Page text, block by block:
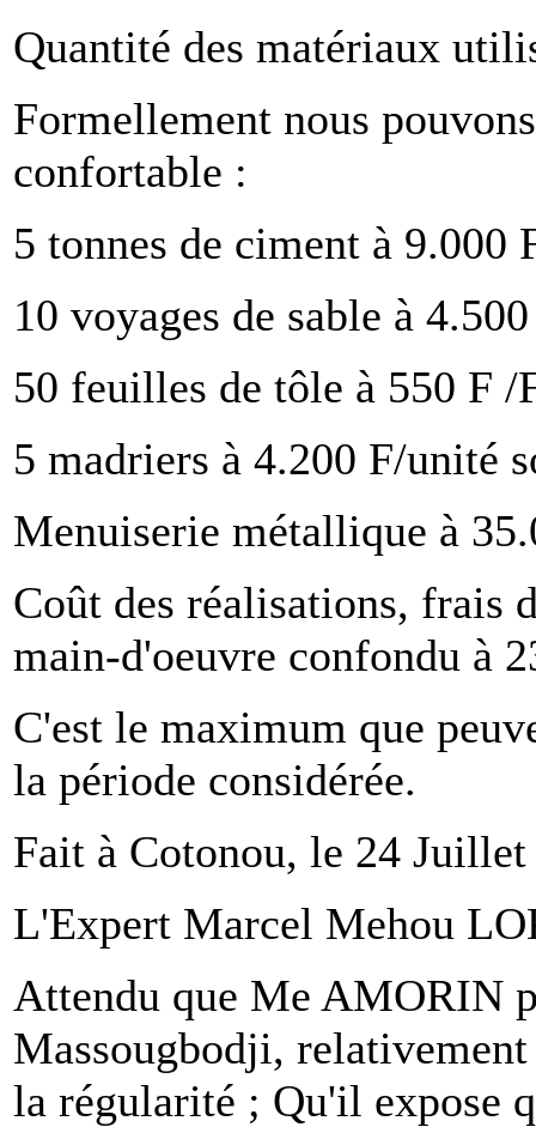
Quantité des matériaux
Formellement nous
confortable :
5 tonnes de ciment à 9.000
10 voyages de sable à
50 feuilles de tôle à 550 F /
5 madriers à 4.200 F/unité
Menuiserie métallique à
Coût des réalisations, frais
main-d'oeuvre confondu à
C'est le maximum que
la période considérée.
Fait à Cotonou, le 24 Juillet
L'Expert Marcel Mehou
Attendu que Me AMORIN
Massougbodji,
la régularité ; Qu'il expose